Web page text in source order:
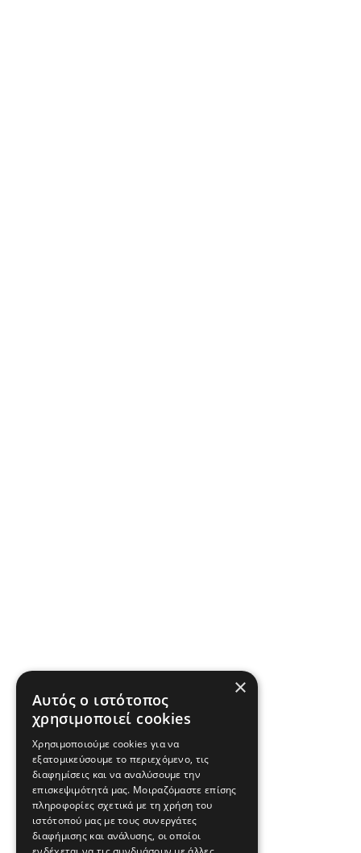
×
Αυτός ο ιστότοπος
χρησιμοποιεί cookies
Χρησιμοποιούμε cookies για να
εξατομικεύσουμε το περιεχόμενο, τις
διαφημίσεις και να αναλύσουμε την
επισκεψιμότητά μας. Μοιραζόμαστε επίσης
πληροφορίες σχετικά με τη χρήση του
ιστότοπού μας με τους συνεργάτες
διαφήμισης και ανάλυσης, οι οποίοι